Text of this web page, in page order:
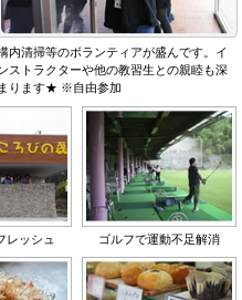
内清掃等のボランティアが盛んです。イ
ストラクターや他の教習生との親睦も深
まります★ ※自由参加
レッシュ ゴルフで運動不足解消